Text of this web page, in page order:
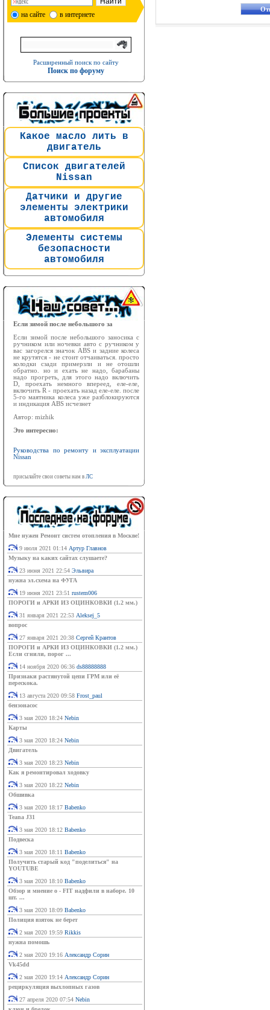
на сайте в интернете
Расширенный поиск по сайту
Поиск по форуму
Какое масло лить в
двигатель
Список двигателей
Nissan
Датчики и другие
элементы электрики
автомобиля
Элементы системы
безопасности
автомобиля
Если зимой после небольшого за
Если зимой после небольшого заносика с
ручником или ночевки авто с ручником у
вас загорелся значок ABS и задние колеса
не крутятся - не стоит отчаиваться. просто
колодки сзади примерзли и не отошли
обратно. но и ехать не надо, барабаны
надо прогреть, для этого надо включить
D, проехать немного впереед, еле-еле,
включить R - проехать назад еле-еле. после
5-го маятника колеса уже разблокируются
и индикация ABS исчезнет
Автор: mizhik
Это интересно:
Руководства по ремонту и эксплуатации
Nissan
присылайте свои советы нам в ЛС
Мне нужен Ремонт систем отопления в Москве!
9 июля 2021 01:14 Артур Главнов
Музыку на каких сайтах слушаете?
23 июня 2021 22:54 Эльвира
нужна эл.схема на ФУГА
19 июня 2021 23:51 rustem006
ПОРОГИ и АРКИ ИЗ ОЦИНКОВКИ (1.2 мм.)
31 января 2021 22:53 Aleksej_5
вопрос
27 января 2021 20:38 Сергей Крантов
ПОРОГИ и АРКИ ИЗ ОЦИНКОВКИ (1.2 мм.)
Если сгнили, порог ...
14 ноября 2020 06:36 ds88888888
Признаки растянутой цепи ГРМ или её
перескока.
13 августа 2020 09:58 Frost_paul
бензонасос
3 мая 2020 18:24 Nebin
Карты
3 мая 2020 18:24 Nebin
Двигатель
3 мая 2020 18:23 Nebin
Как я ремонтировал ходовку
3 мая 2020 18:22 Nebin
Обшивка
3 мая 2020 18:17 Babenko
Teana J31
3 мая 2020 18:12 Babenko
Подвеска
3 мая 2020 18:11 Babenko
Получить старый код "поделиться" на
YOUTUBE
3 мая 2020 18:10 Babenko
Обзор и мнение о - FIT надфили в наборе. 10
шт. ...
3 мая 2020 18:09 Babenko
Полиция взяток не берет
2 мая 2020 19:59 Rikkis
нужна помошь
2 мая 2020 19:16 Александр Сорин
Vk45dd
2 мая 2020 19:14 Александр Сорин
рециркуляция выхлопных газов
27 апреля 2020 07:54 Nebin